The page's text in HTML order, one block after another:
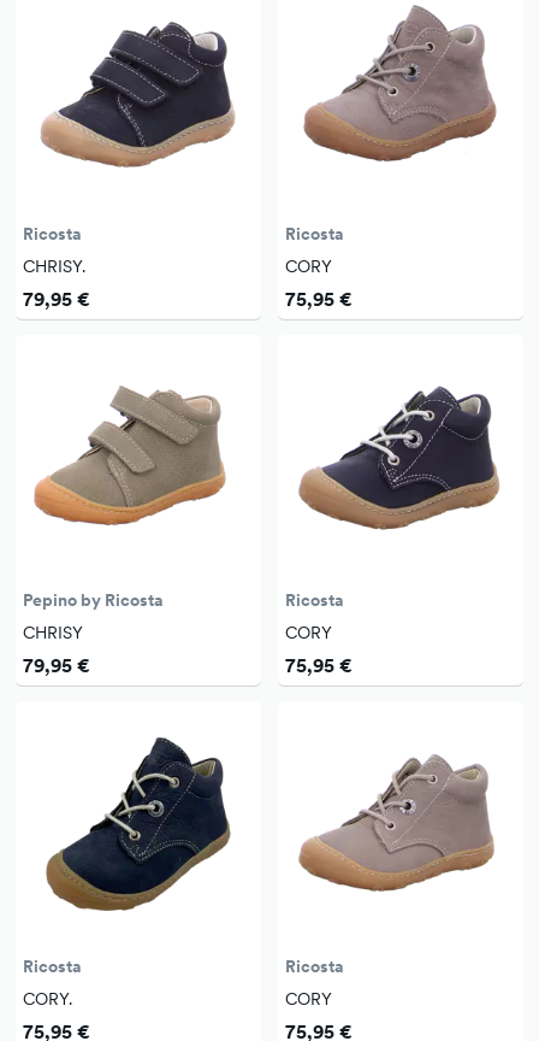
Ricosta
CHRISY.
79,95 €
Ricosta
CORY
75,95 €
Pepino by Ricosta
CHRISY
79,95 €
Ricosta
CORY
75,95 €
Ricosta
CORY.
75,95 €
Ricosta
CORY
75,95 €